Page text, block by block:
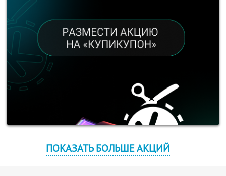
ПОКАЗАТЬ БОЛЬШЕ АКЦИЙ